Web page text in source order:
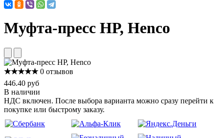
Муфта-пресс НР, Henco
★★★★★ 0 отзывов
446.40 руб
В наличии
НДС включен. После выбора варианта можно сразу перейти к
покупке или быстрому заказу.